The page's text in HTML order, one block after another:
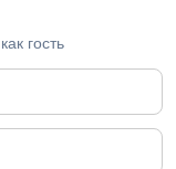
гость